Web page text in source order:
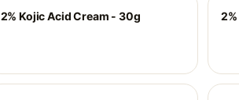
2% Kojic Acid Cream - 30g